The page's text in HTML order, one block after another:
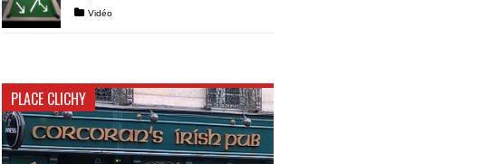
Vidéo
PLACE CLICHY